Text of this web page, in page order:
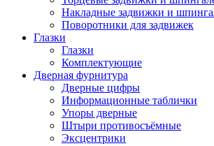
Накладные задвижки и
Поворотники для задвижек
Глазки
Глазки
Комплектующие
Дверная фурнитура
Дверные цифры
Информационные таблички
Упоры дверные
Штыри противосъёмные
Эксцентрики